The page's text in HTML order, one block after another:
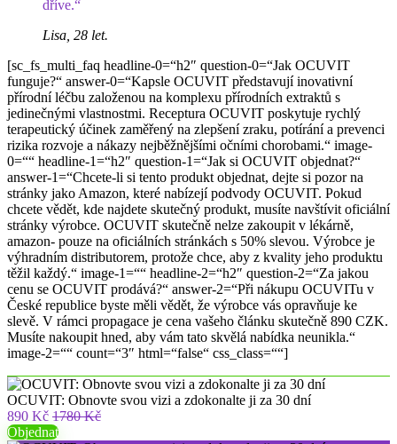
dříve.“
Lisa, 28 let.
[sc_fs_multi_faq headline-0=“h2″ question-0=“Jak OCUVIT
funguje?“ answer-0=“Kapsle OCUVIT představují inovativní
přírodní léčbu založenou na komplexu přírodních extraktů s
jedinečnými vlastnostmi. Receptura OCUVIT poskytuje rychlý
terapeutický účinek zaměřený na zlepšení zraku, potírání a prevenci
rizika rozvoje a nákazy nejběžnějšími očními chorobami.“ image-
0=““ headline-1=“h2″ question-1=“Jak si OCUVIT objednat?“
answer-1=“Chcete-li si tento produkt objednat, dejte si pozor na
stránky jako Amazon, které nabízejí podvody OCUVIT. Pokud
chcete vědět, kde najdete skutečný produkt, musíte navštívit oficiální
stránky výrobce. OCUVIT skutečně nelze zakoupit v lékárně,
amazon- pouze na oficiálních stránkách s 50% slevou. Výrobce je
výhradním distributorem, protože chce, aby z kvality jeho produktu
těžil každý.“ image-1=““ headline-2=“h2″ question-2=“Za jakou
cenu se OCUVIT prodává?“ answer-2=“Při nákupu OCUVITu v
České republice byste měli vědět, že výrobce vás opravňuje ke
slevě. V rámci propagace je cena vašeho článku skutečně 890 CZK.
Musíte nakoupit hned, aby vám tato skvělá nabídka neunikla.“
image-2=““ count=“3″ html=“false“ css_class=““]
OCUVIT: Obnovte svou vizi a zdokonalte ji za 30 dní
890 Kč 1780 Kč
Objednat